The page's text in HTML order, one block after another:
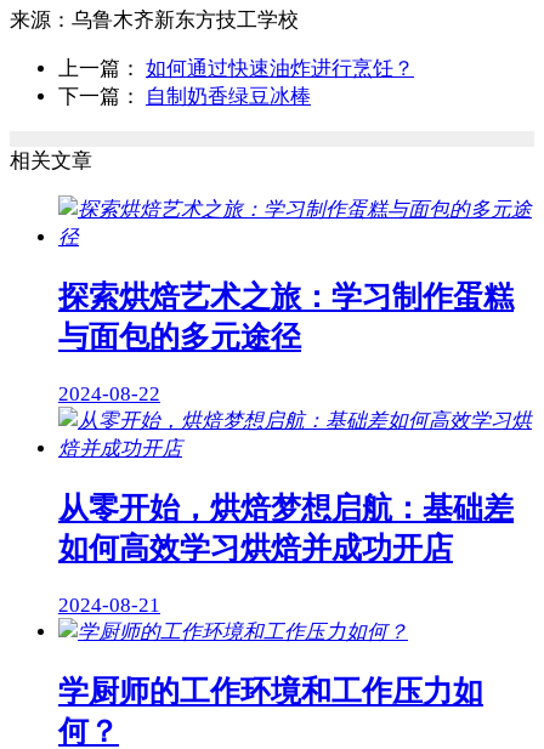
来源： 乌鲁木齐新东方技工学校
上一篇： 如何通过快速油炸进行烹饪？
下一篇：
自制奶香绿豆冰棒
相关文章
探索烘焙艺术之旅：学习制作蛋糕
与面包的多元途径
2024-08-22
从零开始，烘焙梦想启航：基础差
如何高效学习烘焙并成功开店
2024-08-21
学厨师的工作环境和工作压力如
何？